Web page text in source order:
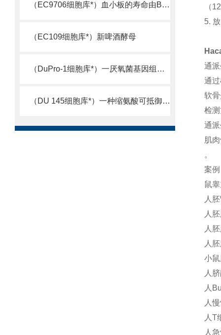
（EC9706细胞库*）血小板的寿命由Bcl-xL决定
（EC109细胞库*）新啤酒酵母
（DuPro-1细胞库*）一厌氧菌基因组测序完成
（DU 145细胞库*）一种缩氨酸可抵御超级细菌
（
5.
通
通
软
检
通
肌
。
案
鼠
人
人
人
人
小
人
人
人
人T
人